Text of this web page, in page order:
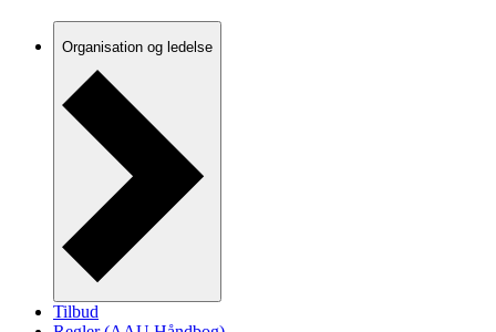
Organisation og ledelse
Tilbud